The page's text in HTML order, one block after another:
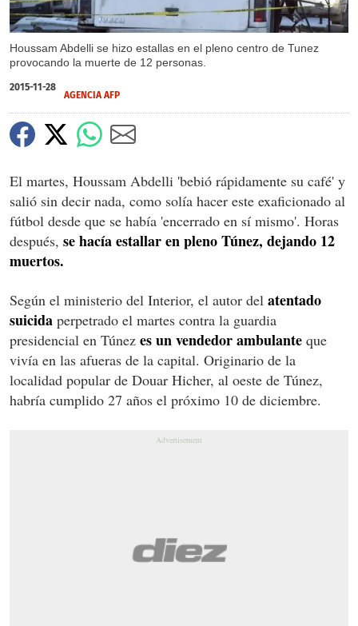
Houssam Abdelli se hizo estallas en el pleno centro de Tunez
provocando la muerte de 12 personas.
2015-11-28
AGENCIA AFP
El martes, Houssam Abdelli 'bebió rápidamente su café' y
salió sin decir nada, como solía hacer este exaficionado al
fútbol desde que se había 'encerrado en sí mismo'. Horas
después, se hacía estallar en pleno Túnez, dejando 12
muertos.
Según el ministerio del Interior, el autor del atentado
suicida perpetrado el martes contra la guardia
presidencial en Túnez es un vendedor ambulante que
vivía en las afueras de la capital. Originario de la
localidad popular de Douar Hicher, al oeste de Túnez,
habría cumplido 27 años el próximo 10 de diciembre.